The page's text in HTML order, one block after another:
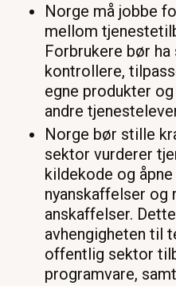
Norge må jobbe
mellom
Forbrukere bør
kontrollere,
egne produkter
andre
Norge bør stille
sektor vurderer
kildekode og
nyanskaffelser og
anskaffelser.
avhengigheten til
offentlig sektor
programvare,